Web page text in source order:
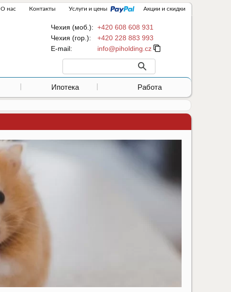
О нас Контакты Услуги и цены Акции и скидки
Чехия (моб.): +420 608 608 931
Чехия (гор.):
+420 228 883 993
Е-mail:
Ипотека Работа